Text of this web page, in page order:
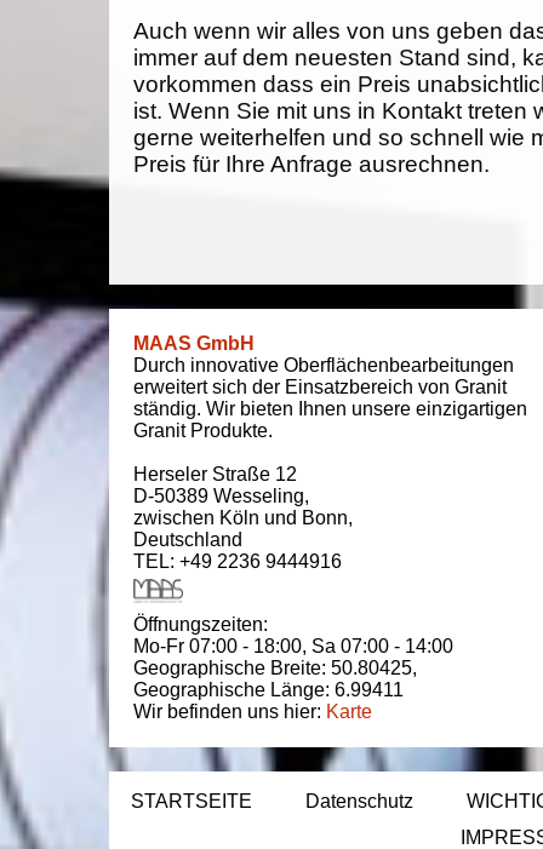
Auch wenn wir alles von uns geben
immer auf dem neuesten Stand sind,
vorkommen dass ein Preis
ist. Wenn Sie mit uns in Kontakt treten
gerne weiterhelfen und so schnell wie
Preis für Ihre Anfrage ausrechnen.
MAAS GmbH
Durch innovative Oberflächenbearbeitungen
erweitert sich der Einsatzbereich von Granit
ständig. Wir bieten Ihnen unsere einzigartigen
Granit Produkte.
Herseler Straße 12
D-50389 Wesseling,
zwischen Köln und Bonn,
Deutschland
TEL: +49 2236 9444916
Öffnungszeiten:
Mo-Fr 07:00 - 18:00, Sa 07:00 - 14:00
Geographische Breite: 50.80425,
Geographische Länge: 6.99411
Wir befinden uns hier: Karte
STARTSEITE Datenschutz